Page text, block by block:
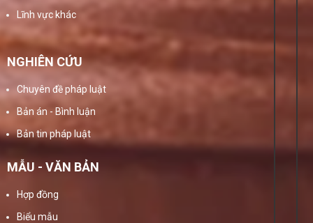
Lĩnh vực khác
NGHIÊN CỨU
Chuyên đề pháp luật
Bản án - Bình luận
Bản tin pháp luật
MẪU - VĂN BẢN
Hợp đồng
Biểu mẫu